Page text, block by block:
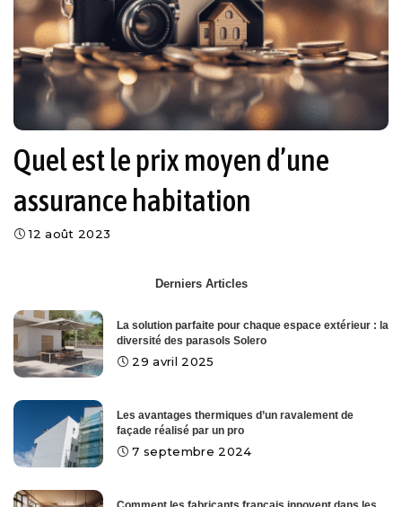
Quel est le prix moyen d’une
assurance habitation
12 août 2023
Derniers Articles
La solution parfaite pour chaque espace extérieur : la
diversité des parasols Solero
29 avril 2025
Les avantages thermiques d’un ravalement de
façade réalisé par un pro
7 septembre 2024
Comment les fabricants français innovent dans les